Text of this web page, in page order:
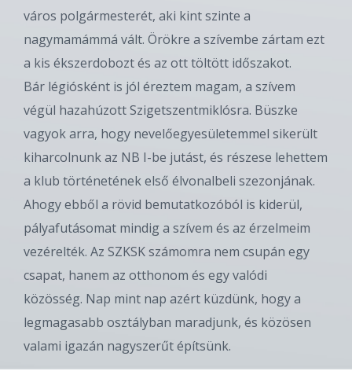
város polgármesterét, aki kint szinte a
nagymamámmá vált. Örökre a szívembe zártam ezt
a kis ékszerdobozt és az ott töltött időszakot.
Bár légiósként is jól éreztem magam, a szívem
végül hazahúzott Szigetszentmiklósra. Büszke
vagyok arra, hogy nevelőegyesületemmel sikerült
kiharcolnunk az NB I-be jutást, és részese lehettem
a klub történetének első élvonalbeli szezonjának.
Ahogy ebből a rövid bemutatkozóból is kiderül,
pályafutásomat mindig a szívem és az érzelmeim
vezérelték. Az SZKSK számomra nem csupán egy
csapat, hanem az otthonom és egy valódi
közösség. Nap mint nap azért küzdünk, hogy a
legmagasabb osztályban maradjunk, és közösen
valami igazán nagyszerűt építsünk.